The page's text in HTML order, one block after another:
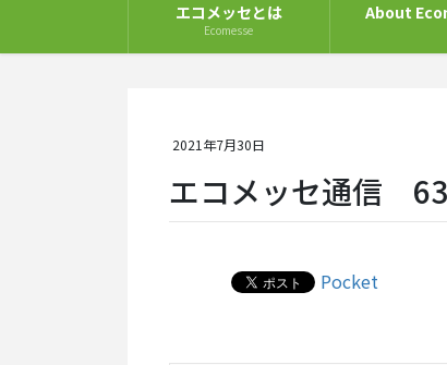
動
エコメッセとは
Ecomesse
About
2021年7月30日
エコメッセ通信
Pocket